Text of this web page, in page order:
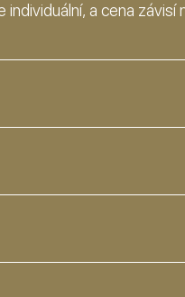
a cena závisí